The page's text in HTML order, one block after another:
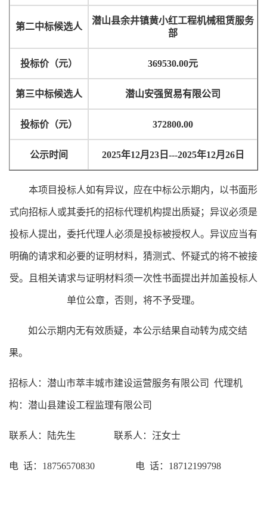
第二中标候选人
潜山县余井镇黄小红工程机械租赁服务
部
投标价（元） 369530.00元
第三中标候选人 潜山安强贸易有限公司
投标价（元） 372800.00
公示时间 2025年12月 23日 ---2025年12月 26日
本项目投标人如有异议，应在中标公示期内，以书面形
式向招标人或其委托的招标代理机构提出质疑；异议必须是
投标人提出，委托代理人必须是投标被授权人。异议应当有
明确的请求和必要的证明材料，猜测式、怀疑式的将不被接
受。且相关请求与证明材料须一次性书面提出并加盖投标人
单位公章，否则，将不予受理。
如公示期内无有效质疑，本公示结果自动转为成交结
果。
招标人： 潜山市萃丰城市建设运营服务有限公司 代理机
构：潜山县建设工程监理有限公司
联系人： 陆先生 联系人：汪女士
电 话： 18756570830 电 话： 18712199798